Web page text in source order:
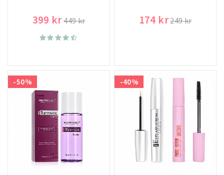
399 kr449 kr 174 kr249 kr
-50% -40%